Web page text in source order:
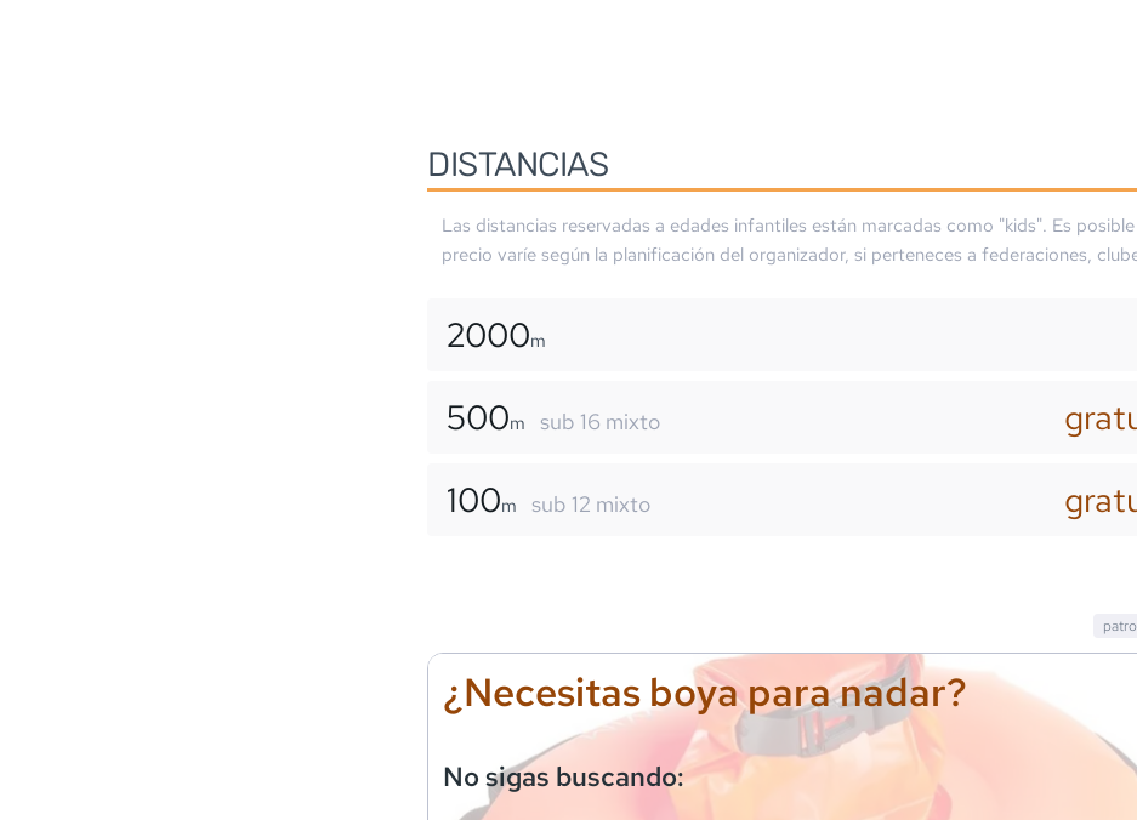
DISTANCIAS
Las distancias reservadas a edades infantiles están marcadas como "kids". Es
precio varíe según la planificación del organizador, si perteneces a federaciones,
2000m
500m sub 16 mixto
100m sub 12 mixto
¿Necesitas boya para nadar?
No sigas buscando: